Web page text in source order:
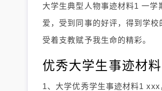
大学生典型人物事迹材料1 一
爱，受到同事的好评，得到学
受着支教赋予我生命的精彩。
优秀大学生事迹材料
1、大学优秀学生事迹材料1